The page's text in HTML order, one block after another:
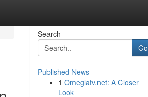
Search
Go
Published News
1 Omeglatv.net: A Closer
Look